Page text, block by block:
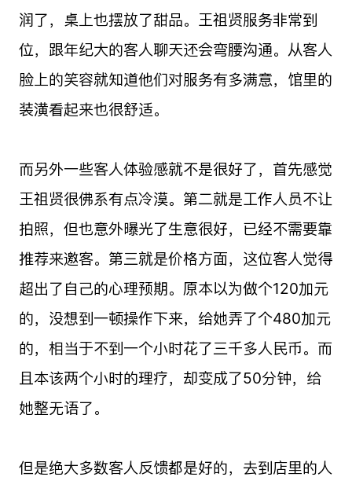
润了，桌上也摆放了甜品。王祖贤服务非常到
位，跟年纪大的客人聊天还会弯腰沟通。从客人
脸上的笑容就知道他们对服务有多满意，馆里的
装潢看起来也很舒适。
而另外一些客人体验感就不是很好了，首先感觉
王祖贤很佛系有点冷漠。第二就是工作人员不让
拍照，但也意外曝光了生意很好，已经不需要靠
推荐来邀客。第三就是价格方面，这位客人觉得
超出了自己的心理预期。原本以为做个120加元
的，没想到一顿操作下来，给她弄了个480加元
的，相当于不到一个小时花了三千多人民币。而
且本该两个小时的理疗，却变成了50分钟，给
她整无语了。
但是绝大多数客人反馈都是好的，去到店里的人